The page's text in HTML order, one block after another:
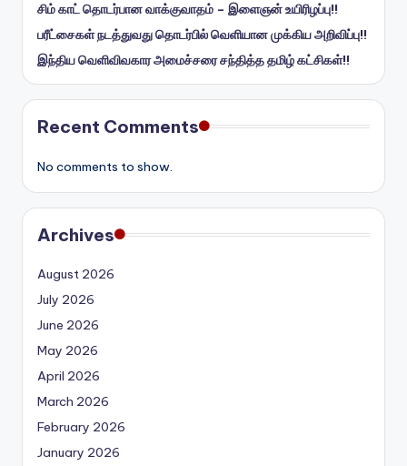
சிம் காட் தொடர்பான வாக்குவாதம் – இளைஞன் உயிரிழப்பு!!
பரீட்சைகள் நடத்துவது தொடர்பில் வெளியான முக்கிய அறிவிப்பு!!
இந்திய வெளிவிவகார அமைச்சரை சந்தித்த தமிழ் கட்சிகள்!!
Recent Comments
No comments to show.
Archives
August 2026
July 2026
June 2026
May 2026
April 2026
March 2026
February 2026
January 2026